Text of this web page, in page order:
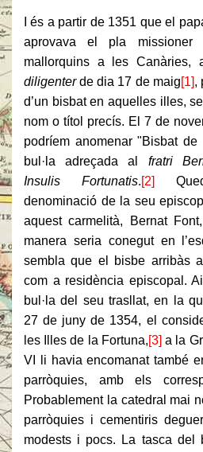
I és a partir de 1351 que el
aprovava el pla missioner
mallorquins a les Canàries,
diligenterde dia 17 de maig[1],
d’un bisbat en aquelles illes,
nom o títol precís. El 7 de
podríem anomenar "Bisbat
bul·la adreçada al fratri
Insulis Fortunatis.[2]
denominació de la seu
aquest carmelità, Bernat
manera seria conegut en
sembla que el bisbe arribàs
com a residència episcopal.
bul·la del seu trasllat, en la
27 de juny de 1354, el
les Illes de la Fortuna,[3] a la
VI li havia encomanat també
parròquies, amb els
Probablement la catedral mai
parròquies i cementiris
modests i pocs. La tasca del